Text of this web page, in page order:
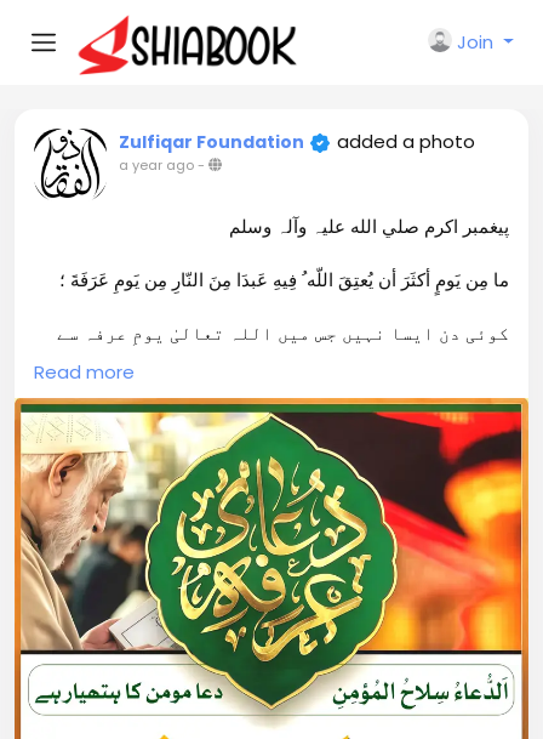
Join
Zulfiqar Foundation added a photo
a year ago-
پیغمبر اکرم صلي الله علیہ وآلہ وسلم
ما مِن يَومٍ أكثَرَ أن يُعتِقَ اللّه ُ فِيهِ عَبدَا مِنَ النّارِ مِن يَومِ عَرَفَةَ ؛
کوئی دن ایسا نہیں جس میں اللہ تعالیٰ یومِ عرفہ سے
زیادہ اپنے بندوں کو دوزخ کی آگ سے آزاد کرتا ہو۔
#ZulfiqarFoundation
صحيح مسلم ، ج 4 ، ص 107
ـــــــــــــــــــــــــــــــــــــــــــــــــــــــــــــــــــــــ
Read more